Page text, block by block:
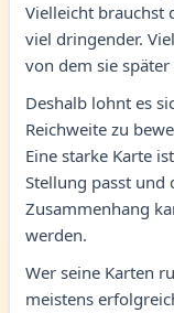
Vielleicht brauchst
viel dringender.
von dem sie
Deshalb lohnt es
Reichweite zu
Eine starke Karte
Stellung passt und
Zusammenhang
werden.
Wer seine Karten
meistens